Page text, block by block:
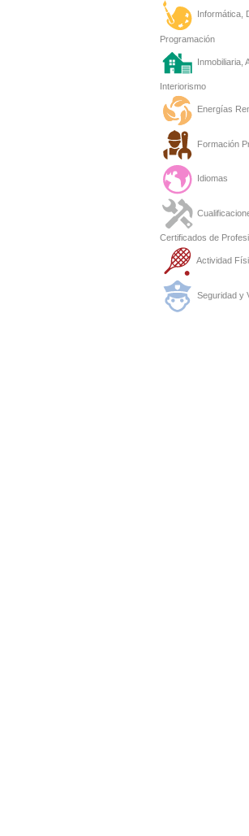
Informática,
Programación
Inmobiliaria,
Interiorismo
Energías
Formación
Idiomas
Certificados de
Actividad
Seguridad y